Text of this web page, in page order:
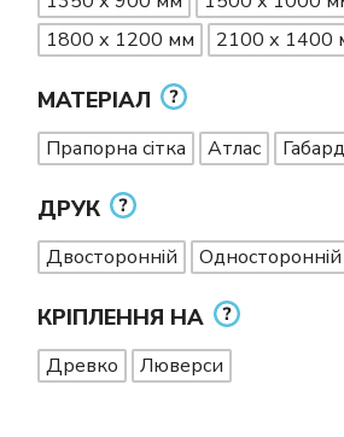
1800 х 1200 мм
2100 х 1400
МАТЕРІАЛ
Прапорна сітка Атлас
ДРУК
Двосторонній Односторонній
КРІПЛЕННЯ НА
Древко Люверси